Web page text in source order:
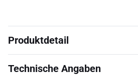
Produktdetail
Technische Angaben